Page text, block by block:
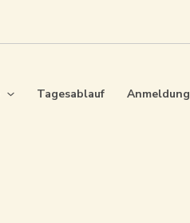
Tagesablauf
Anmeldung